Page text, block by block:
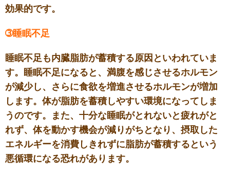
効果的です。
➂睡眠不足
睡眠不足も内臓脂肪が蓄積する原因といわれていま
す。睡眠不足になると、満腹を感じさせるホルモン
が減少し、さらに食欲を増進させるホルモンが増加
します。体が脂肪を蓄積しやすい環境になってしま
うのです。また、十分な睡眠がとれないと疲れがと
れず、体を動かす機会が減りがちとなり、摂取した
エネルギーを消費しきれずに脂肪が蓄積するという
悪循環になる恐れがあります。